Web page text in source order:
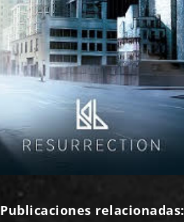
Publicaciones relacionadas: